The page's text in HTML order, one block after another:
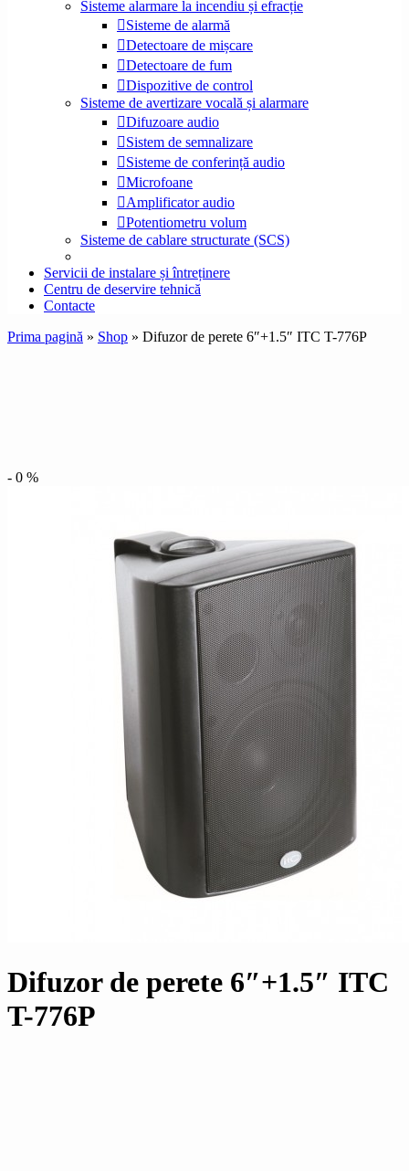
Sisteme alarmare la incendiu și efracție
Sisteme de alarmă
Detectoare de mișcare
Detectoare de fum
Dispozitive de control
Sisteme de avertizare vocală și alarmare
Difuzoare audio
Sistem de semnalizare
Sisteme de conferință audio
Microfoane
Amplificator audio
Potentiometru volum
Sisteme de cablare structurate (SCS)
Servicii de instalare și întreținere
Centru de deservire tehnică
Contacte
Prima pagină » Shop » Difuzor de perete 6″+1.5″ ITC T-776P
- 0 %
Difuzor de perete 6″+1.5″ ITC
T-776P